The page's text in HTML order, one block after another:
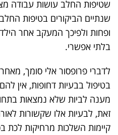
שטיפות החלב עושות עבודה
שנתיים הביקורים בטיפות
ופחות ולפיכך המעקב אחר
בלתי אפשרי.
לדברי פרופסור אלי סומך,
בטיפול בבעיות דחופות, אין
מענה לביות שלא נמצאות
זאת, לבעיות אלו שקשורות
קיימות השלכות מרחיקות